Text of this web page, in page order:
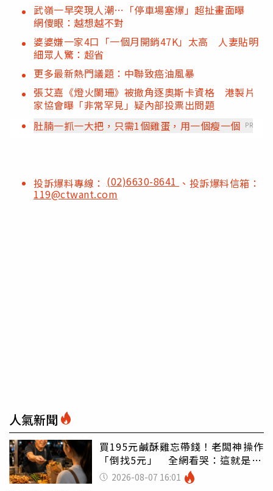
武嶺一早突現人潮…「停車場塞爆」超扯畫面曝
網傻眼：越想越不對
婆婆嫌一家4口「一個月開銷47K」太高 人妻貼明
細眾人驚：超省
更多最新熱門議題：中聯致癌油風暴
張艾嘉《燈火闌珊》被撤角逐奧斯卡資格 港製片
家協會曝「非常罕見」疑內部投票出問題
肚腩一抓一大把，只需1個雞蛋，用一個瘦一個 PR
投訴爆料專線： (02)6630-8641 、投訴爆料信箱：
119@ctwant.com
人氣新聞
買195元鹹酥雞忘帶錢！老闆神操作
「倒找5元」 全網看哭：這就是台
灣 2026-08-07 16:01